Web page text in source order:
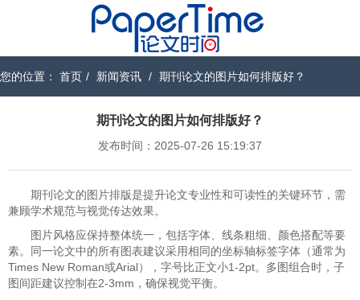
您的位置： 首页 / 新闻资讯 / 期刊论文的图片如何排版好？
期刊论文的图片如何排版好？
发布时间：2025-07-26 15:19:37
期刊论文的图片排版是提升论文专业性和可读性的关键环节，需
兼顾学术规范与视觉传达效果。
图片风格应保持整体统一，包括字体、线条粗细、颜色搭配等要
素。同一论文中的所有图表建议采用相同的坐标轴标签字体（通常为
Times New Roman或Arial），字号比正文小1-2pt。多图组合时，子
图间距建议控制在2-3mm，确保视觉平衡。